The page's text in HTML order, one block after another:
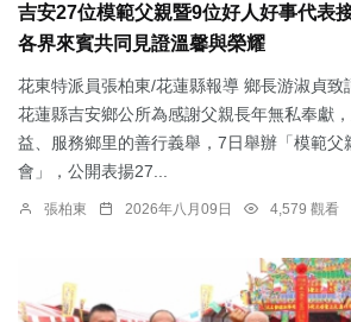
吉安27位模範父親暨9位好人好事代表
各界來賓共同見證溫馨與榮耀
花東特派員張柏東/花蓮縣報導 鄉長游淑貞致
花蓮縣吉安鄉公所為感謝父親長年無私奉獻
益、服務鄉里的善行義舉，7日舉辦「模範父
會」，公開表揚27...
張柏東 2026年八月09日 4,579 觀看